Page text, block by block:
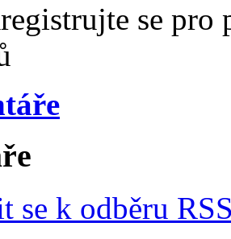
se pro
se k odběru